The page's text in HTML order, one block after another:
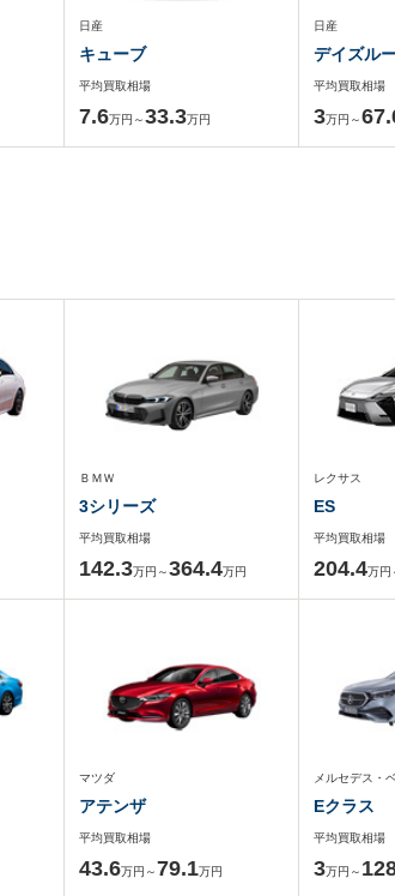
日産
キューブ
平均買取相場
7.6万円～33.3万円
日産
デイズル
平均買取相場
3万円～
ＢＭＷ
3シリーズ
平均買取相場
142.3万円～364.4万円
レクサス
ES
平均買取相場
204.4万円
マツダ
アテンザ
平均買取相場
43.6万円～79.1万円
メルセデス・
Eクラス
平均買取相場
3万円～